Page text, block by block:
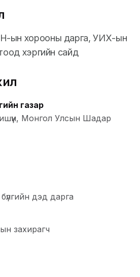
ын хорооны дарга, УИХ-ын
хэргийн сайд
газар
Монгол Улсын Шадар
дэд дарга
захирагч